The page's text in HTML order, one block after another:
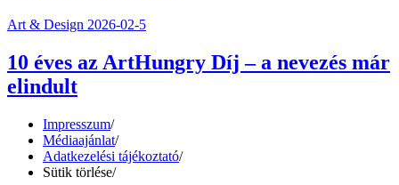
Art & Design 2026-02-5
10 éves az ArtHungry Díj – a nevezés már
elindult
Impresszum/
Médiaajánlat/
Adatkezelési tájékoztató/
Sütik törlése/